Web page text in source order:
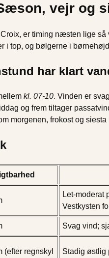
vejr og
er timing næsten lige
i top, og bølgerne i
har klart
kl. 07-10. Vinden er
og frem tiltager
morgenen, frokost og
Let-moderat
Vestkysten
Svag vind;
(efter regnskyl Stadig østlig